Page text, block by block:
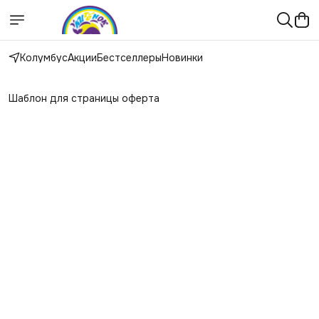
КолумбусАкцииБестселлерыНовинки
Шаблон для страницы оферта